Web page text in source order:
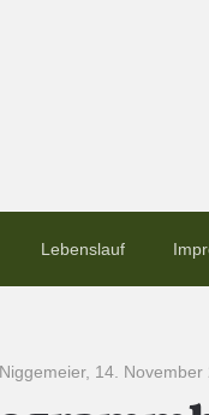
Lebenslauf
, 14. November